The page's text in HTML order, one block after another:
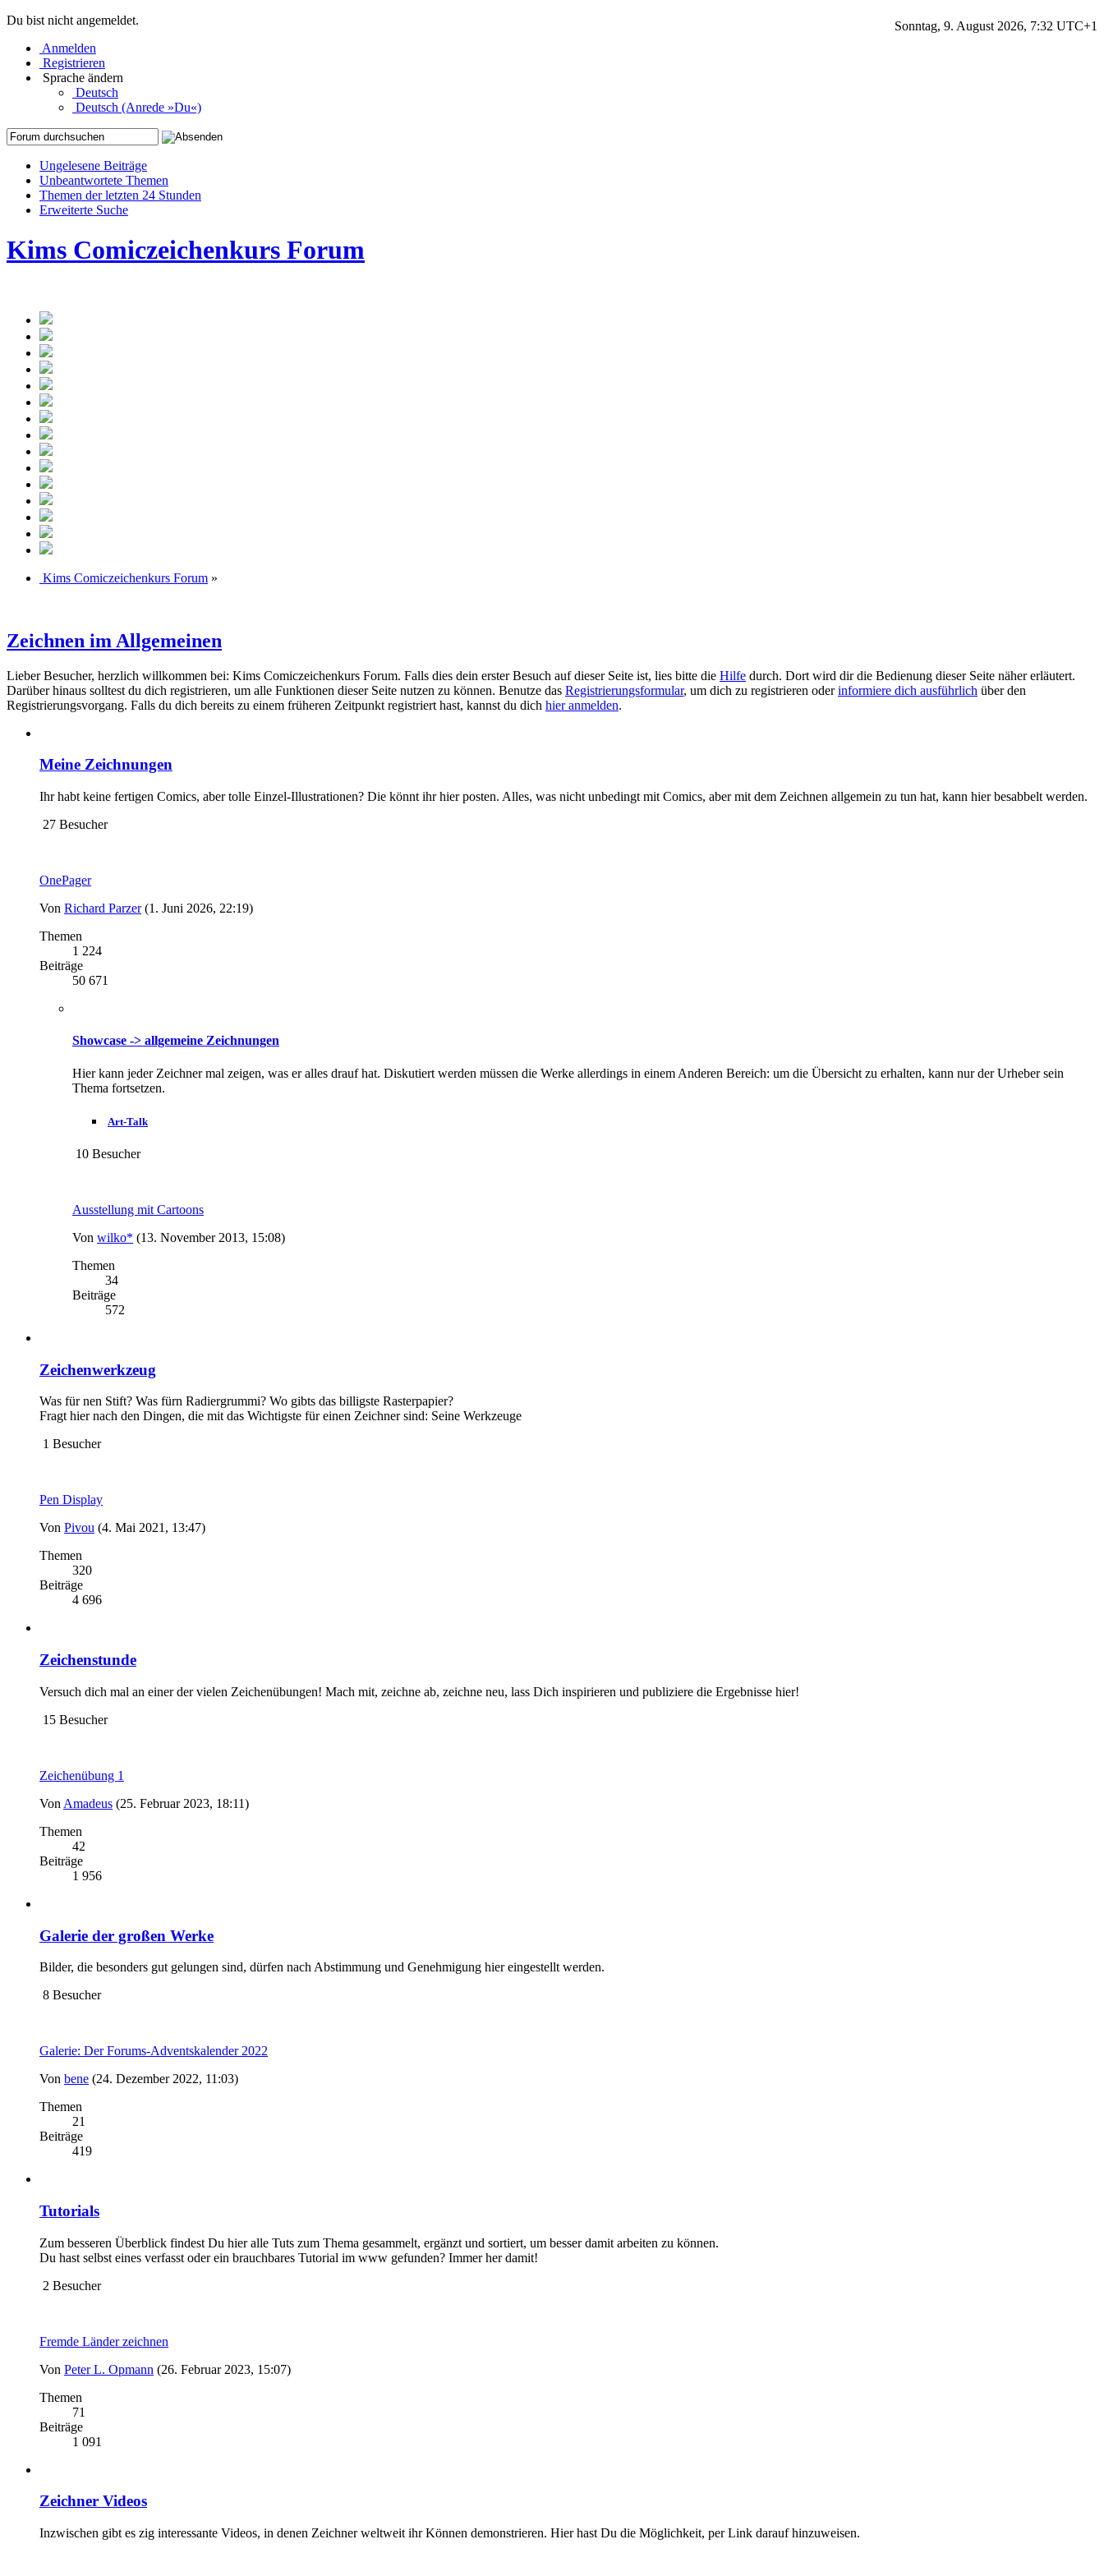
Sonntag, 9. August 2026, 7:32 UTC+1
Du bist nicht angemeldet.
Anmelden
Registrieren
Sprache ändern
Deutsch
Deutsch (Anrede »Du«)
Ungelesene Beiträge
Unbeantwortete Themen
Themen der letzten 24 Stunden
Erweiterte Suche
Kims Comiczeichenkurs Forum
Kims Comiczeichenkurs Forum »
Zeichnen im Allgemeinen
Lieber Besucher, herzlich willkommen bei: Kims Comiczeichenkurs Forum. Falls dies dein erster Besuch auf dieser Seite ist, lies bitte die Hilfe durch. Dort wird dir die Bedienung dieser Seite näher erläutert.
Darüber hinaus solltest du dich registrieren, um alle Funktionen dieser Seite nutzen zu können. Benutze das Registrierungsformular, um dich zu registrieren oderinformiere dich ausführlich über den
Registrierungsvorgang. Falls du dich bereits zu einem früheren Zeitpunkt registriert hast, kannst du dich hier anmelden.
Meine Zeichnungen
Ihr habt keine fertigen Comics, aber tolle Einzel-Illustrationen? Die könnt ihr hier posten. Alles, was nicht unbedingt mit Comics, aber mit dem Zeichnen allgemein zu tun hat, kann hier besabbelt werden.
27 Besucher
OnePager
Von Richard Parzer (1. Juni 2026, 22:19)
Themen
1 224
Beiträge
50 671
Showcase -> allgemeine Zeichnungen
Hier kann jeder Zeichner mal zeigen, was er alles drauf hat. Diskutiert werden müssen die Werke allerdings in einem Anderen Bereich: um die Übersicht zu erhalten, kann nur der Urheber sein
Thema fortsetzen.
Art-Talk
10 Besucher
Ausstellung mit Cartoons
Von wilko* (13. November 2013, 15:08)
Themen
34
Beiträge
572
Zeichenwerkzeug
Was für nen Stift? Was fürn Radiergrummi? Wo gibts das billigste Rasterpapier?
Fragt hier nach den Dingen, die mit das Wichtigste für einen Zeichner sind: Seine Werkzeuge
1 Besucher
Pen Display
Von Pivou (4. Mai 2021, 13:47)
Themen
320
Beiträge
4 696
Zeichenstunde
Versuch dich mal an einer der vielen Zeichenübungen! Mach mit, zeichne ab, zeichne neu, lass Dich inspirieren und publiziere die Ergebnisse hier!
15 Besucher
Zeichenübung 1
Von Amadeus (25. Februar 2023, 18:11)
Themen
42
Beiträge
1 956
Galerie der großen Werke
Bilder, die besonders gut gelungen sind, dürfen nach Abstimmung und Genehmigung hier eingestellt werden.
8 Besucher
Galerie: Der Forums-Adventskalender 2022
Von bene (24. Dezember 2022, 11:03)
Themen
21
Beiträge
419
Tutorials
Zum besseren Überblick findest Du hier alle Tuts zum Thema gesammelt, ergänzt und sortiert, um besser damit arbeiten zu können.
Du hast selbst eines verfasst oder ein brauchbares Tutorial im www gefunden? Immer her damit!
2 Besucher
Fremde Länder zeichnen
Von Peter L. Opmann (26. Februar 2023, 15:07)
Themen
71
Beiträge
1 091
Zeichner Videos
Inzwischen gibt es zig interessante Videos, in denen Zeichner weltweit ihr Können demonstrieren. Hier hast Du die Möglichkeit, per Link darauf hinzuweisen.